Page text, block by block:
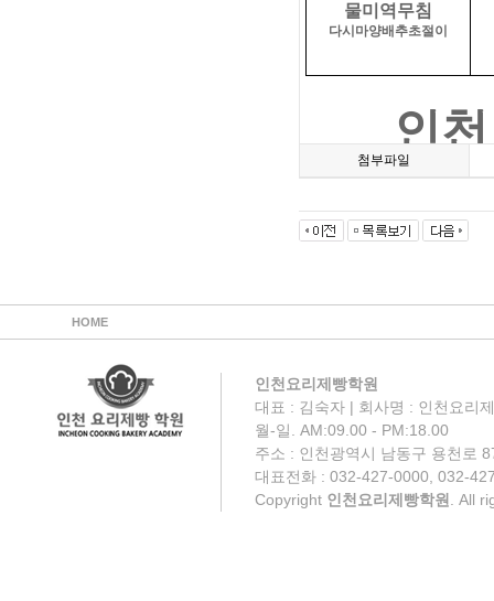
물미역무침
다시마양배추초절이
인
첨부파일
HOME
인천요리제빵학원
대표 : 김숙자 | 회사명 : 인천요리
월-일. AM:09.00 - PM:18.00
주소 : 인천광역시 남동구 용천로
대표전화 : 032-427-0000, 032-
Copyright 인천요리제빵학원 . All